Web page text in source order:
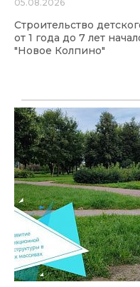
05.08.2026
Строительство
от 1 года до 7 лет
"Новое Колпино"